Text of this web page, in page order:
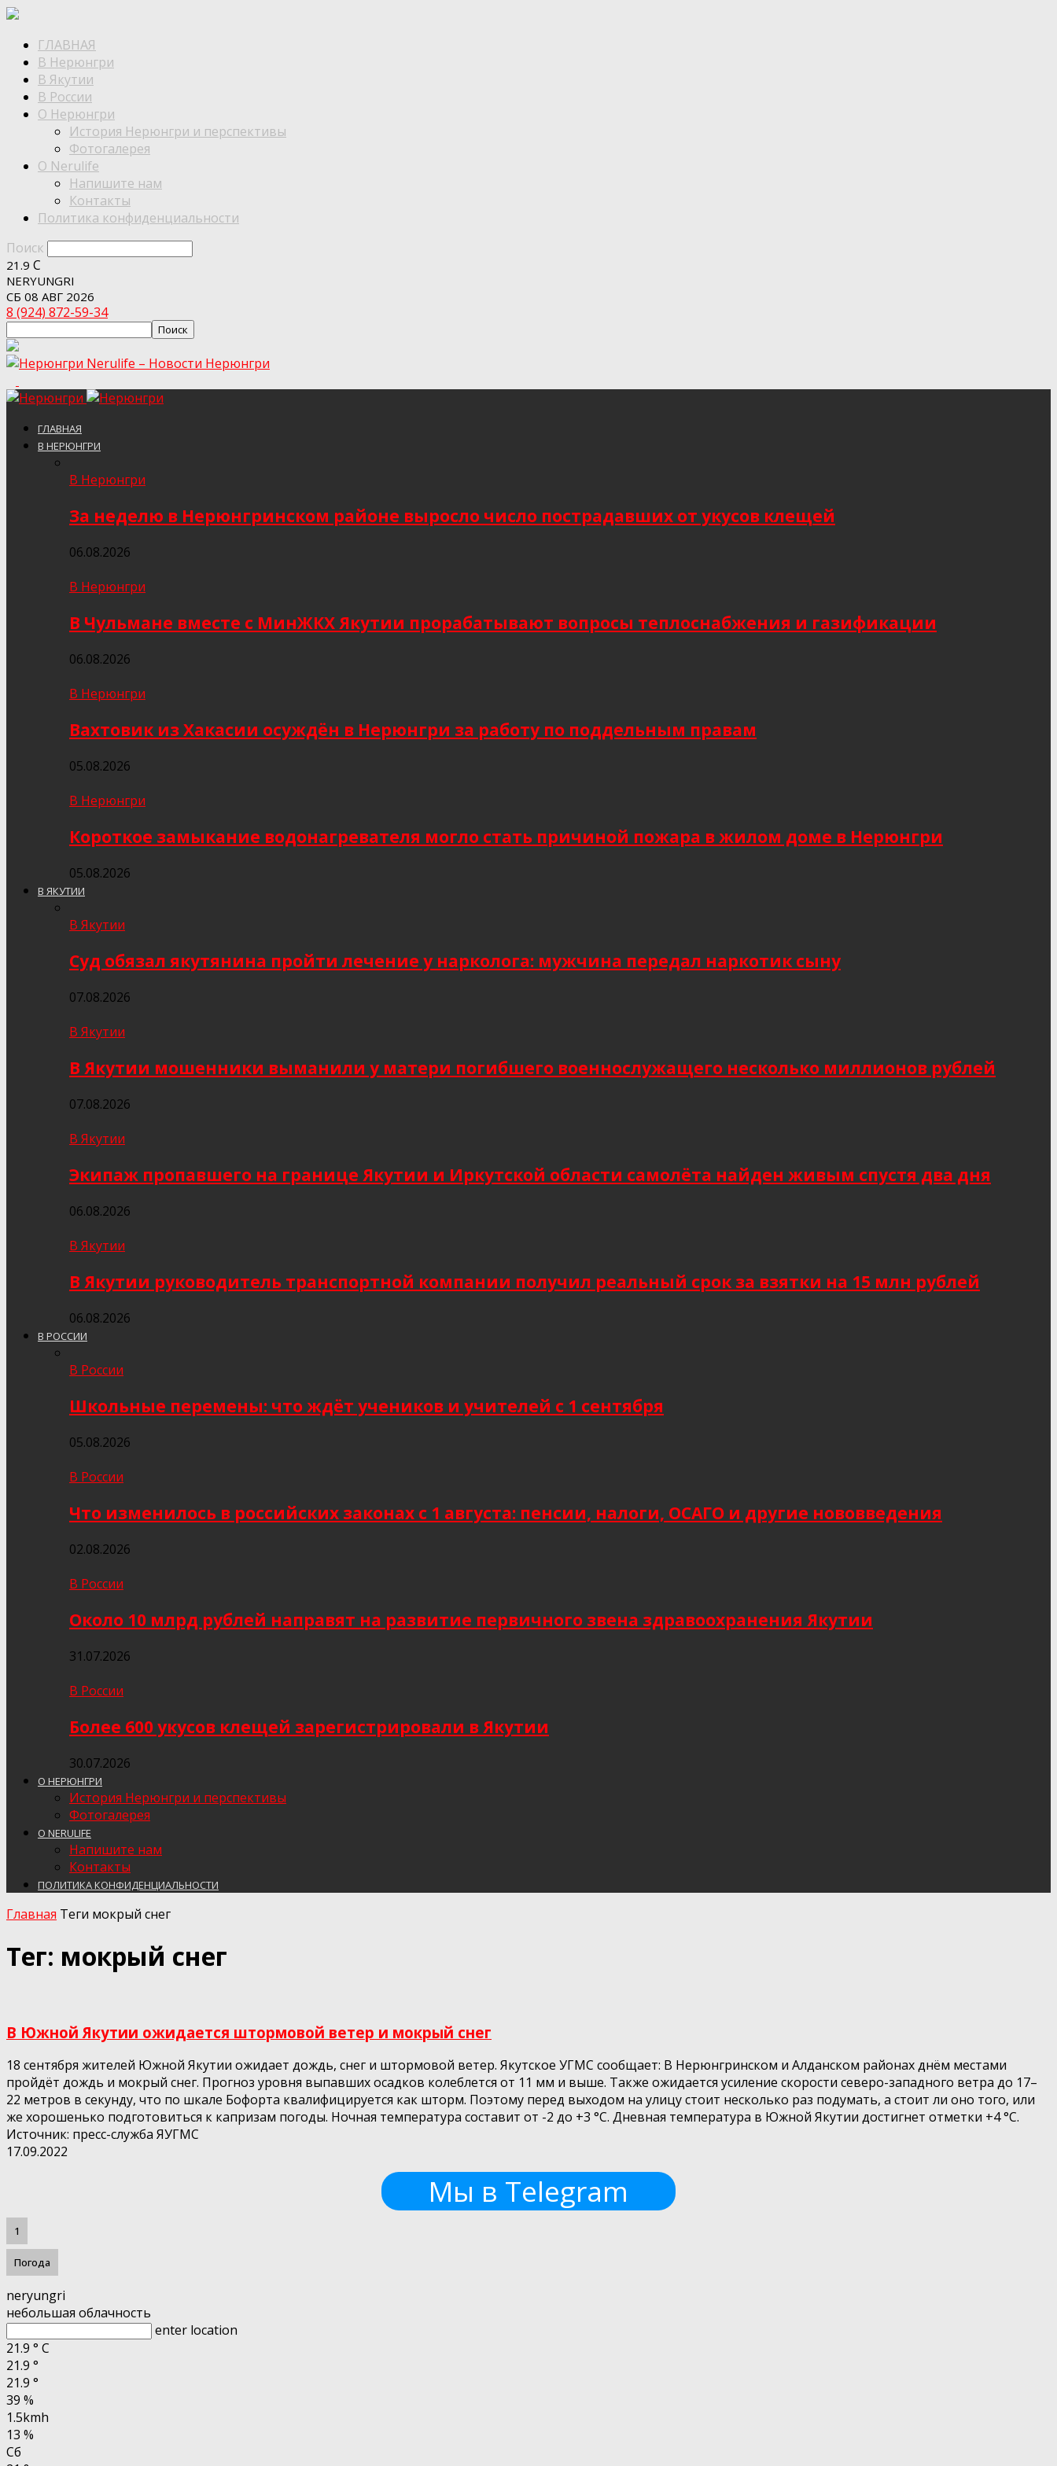
ГЛАВНАЯ
В Нерюнгри
В Якутии
В России
О Нерюнгри
История Нерюнгри и перспективы
Фотогалерея
О Nerulife
Напишите нам
Контакты
Политика конфиденциальности
Поиск
21.9 C
NERYUNGRI
СБ 08 АВГ 2026
8 (924) 872-59-34
Nerulife – Новости Нерюнгри
ГЛАВНАЯ
В НЕРЮНГРИ
В Нерюнгри
За неделю в Нерюнгринском районе выросло число пострадавших от укусов клещей
06.08.2026
В Нерюнгри
В Чульмане вместе с МинЖКХ Якутии прорабатывают вопросы теплоснабжения и газификации
06.08.2026
В Нерюнгри
Вахтовик из Хакасии осуждён в Нерюнгри за работу по поддельным правам
05.08.2026
В Нерюнгри
Короткое замыкание водонагревателя могло стать причиной пожара в жилом доме в Нерюнгри
05.08.2026
В ЯКУТИИ
В Якутии
Суд обязал якутянина пройти лечение у нарколога: мужчина передал наркотик сыну
07.08.2026
В Якутии
В Якутии мошенники выманили у матери погибшего военнослужащего несколько миллионов рублей
07.08.2026
В Якутии
Экипаж пропавшего на границе Якутии и Иркутской области самолёта найден живым спустя два дня
06.08.2026
В Якутии
В Якутии руководитель транспортной компании получил реальный срок за взятки на 15 млн рублей
06.08.2026
В РОССИИ
В России
Школьные перемены: что ждёт учеников и учителей с 1 сентября
05.08.2026
В России
Что изменилось в российских законах с 1 августа: пенсии, налоги, ОСАГО и другие нововведения
02.08.2026
В России
Около 10 млрд рублей направят на развитие первичного звена здравоохранения Якутии
31.07.2026
В России
Более 600 укусов клещей зарегистрировали в Якутии
30.07.2026
О НЕРЮНГРИ
История Нерюнгри и перспективы
Фотогалерея
О NERULIFE
Напишите нам
Контакты
ПОЛИТИКА КОНФИДЕНЦИАЛЬНОСТИ
Главная Теги мокрый снег
Тег: мокрый снег
В Южной Якутии ожидается штормовой ветер и мокрый снег
18 сентября жителей Южной Якутии ожидает дождь, снег и штормовой ветер. Якутское УГМС сообщает: В Нерюнгринском и Алданском районах днём местами
пройдёт дождь и мокрый снег. Прогноз уровня выпавших осадков колеблется от 11 мм и выше. Также ожидается усиление скорости северо-западного ветра до 17–
22 метров в секунду, что по шкале Бофорта квалифицируется как шторм. Поэтому перед выходом на улицу стоит несколько раз подумать, а стоит ли оно того, или
же хорошенько подготовиться к капризам погоды. Ночная температура составит от -2 до +3 °С. Дневная температура в Южной Якутии достигнет отметки +4 °С.
Источник: пресс-служба ЯУГМС
17.09.2022
Мы в Telegram
1
Погода
neryungri
небольшая облачность
enter location
21.9 ° C
21.9 °
21.9 °
39 %
1.5kmh
13 %
Сб